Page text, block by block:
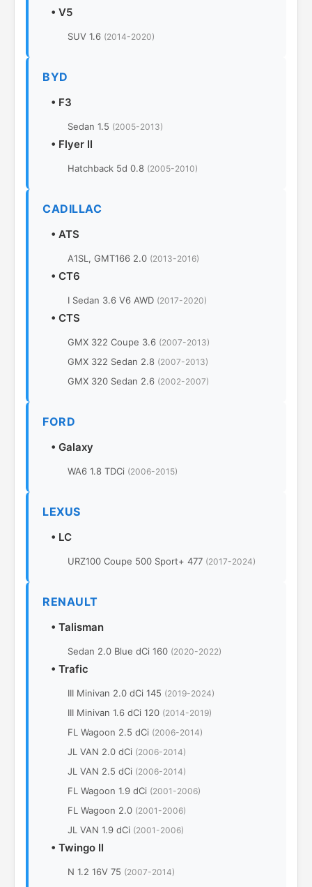
• V5
SUV 1.6 (2014-2020)
BYD
• F3
Sedan 1.5 (2005-2013)
• Flyer II
Hatchback 5d 0.8 (2005-2010)
CADILLAC
• ATS
A1SL, GMT166 2.0 (2013-2016)
• CT6
I Sedan 3.6 V6 AWD (2017-2020)
• CTS
GMX 322 Coupe 3.6 (2007-2013)
GMX 322 Sedan 2.8 (2007-2013)
GMX 320 Sedan 2.6 (2002-2007)
FORD
• Galaxy
WA6 1.8 TDCi (2006-2015)
LEXUS
• LC
URZ100 Coupe 500 Sport+ 477 (2017-2024)
RENAULT
• Talisman
Sedan 2.0 Blue dCi 160 (2020-2022)
• Trafic
III Minivan 2.0 dCi 145 (2019-2024)
III Minivan 1.6 dCi 120 (2014-2019)
FL Wagoon 2.5 dCi (2006-2014)
JL VAN 2.0 dCi (2006-2014)
JL VAN 2.5 dCi (2006-2014)
FL Wagoon 1.9 dCi (2001-2006)
FL Wagoon 2.0 (2001-2006)
JL VAN 1.9 dCi (2001-2006)
• Twingo II
N 1.2 16V 75 (2007-2014)